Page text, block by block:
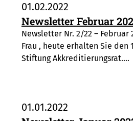
01.02.2022
Newsletter Februar
Newsletter Nr. 2/22 – Februar
Frau , heute erhalten Sie den
Stiftung Akkreditierungsrat.…
01.01.2022